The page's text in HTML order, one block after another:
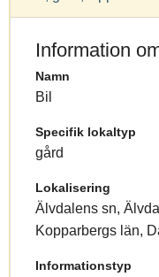
Information
Namn
Bil
Specifik lokaltyp
gård
Lokalisering
Älvdalens sn,
Kopparbergs län,
Informationstyp